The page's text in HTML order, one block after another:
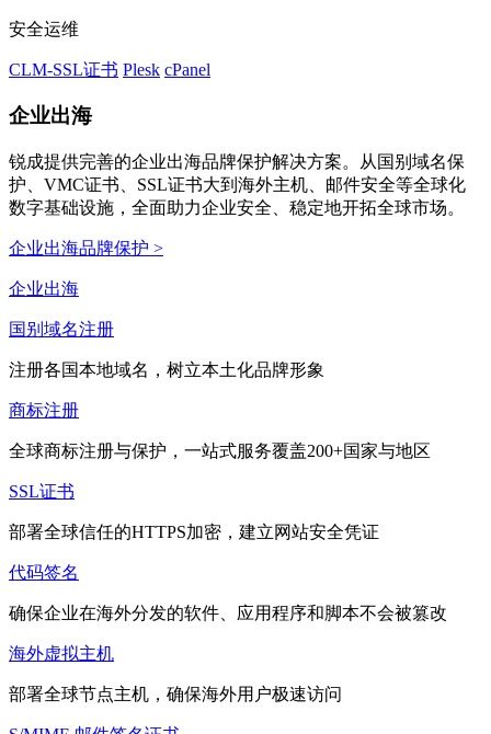
安全运维
CLM-SSL证书 Plesk cPanel
企业出海
锐成提供完善的企业出海品牌保护解决方案。从国别域名保
护、VMC证书、SSL证书大到海外主机、邮件安全等全球化
数字基础设施，全面助力企业安全、稳定地开拓全球市场。
企业出海品牌保护 >
企业出海
国别域名注册
注册各国本地域名，树立本土化品牌形象
商标注册
全球商标注册与保护，一站式服务覆盖200+国家与地区
SSL证书
部署全球信任的HTTPS加密，建立网站安全凭证
代码签名
确保企业在海外分发的软件、应用程序和脚本不会被篡改
海外虚拟主机
部署全球节点主机，确保海外用户极速访问